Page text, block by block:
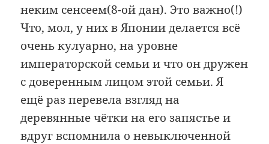
неким сенсеем(8-ой дан). Это важно(!)
Что, мол, у них в Японии делается всё
очень кулуарно, на уровне
императорской семьи и что он дружен
с доверенным лицом этой семьи. Я
ещё раз перевела взгляд на
деревянные чётки на его запястье и
вдруг вспомнила о невыключенной